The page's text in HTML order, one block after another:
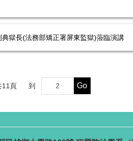
獄長(法務部矯正署屏東監獄)蒞臨演講
11頁 到 Go